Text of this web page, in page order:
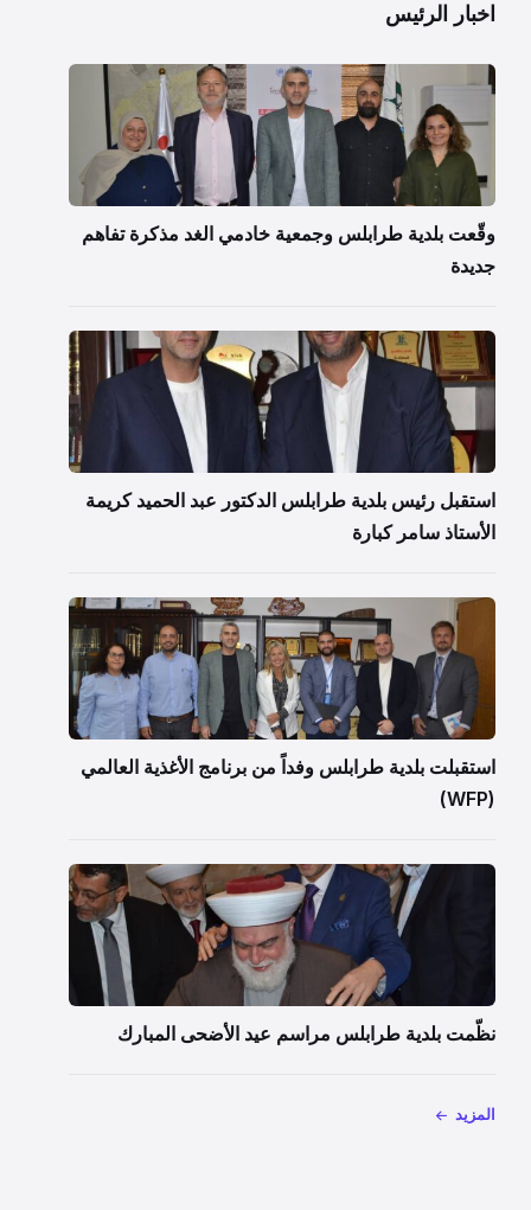
اخبار الرئيس
وقّعت بلدية طرابلس وجمعية خادمي الغد مذكرة تفاهم
جديدة
استقبل رئيس بلدية طرابلس الدكتور عبد الحميد كريمة
الأستاذ سامر كبارة
استقبلت بلدية طرابلس وفداً من برنامج الأغذية العالمي
(WFP)
نظّمت بلدية طرابلس مراسم عيد الأضحى المبارك
المزيد